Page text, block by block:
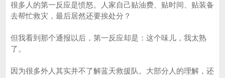
很多人的第一反应是愤怒。人家自己贴油费、贴时间、贴装备
去帮忙救灾，最后居然还要挨处分？
但我看到那个通报以后，第一反应却是：这个味儿，我太熟
了。
因为很多外人其实并不了解蓝天救援队。大部分人的理解，还